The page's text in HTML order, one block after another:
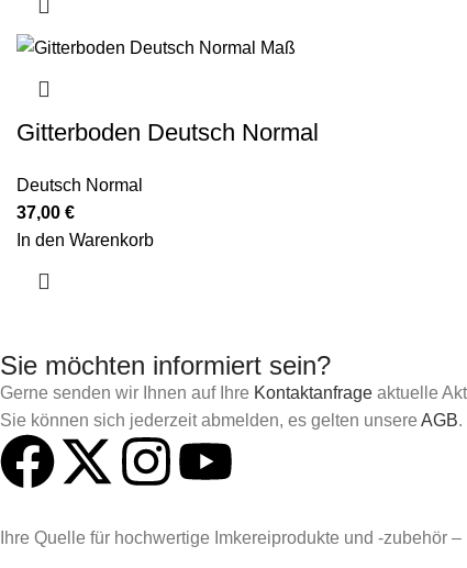
Gitterboden Deutsch Normal
Deutsch Normal
37,00 €
In den Warenkorb
Sie möchten informiert sein?
Gerne senden wir Ihnen auf Ihre Kontaktanfrage aktuelle
Sie können sich jederzeit abmelden, es gelten unsereAGB.
Ihre Quelle für hochwertige Imkereiprodukte und -zubehör